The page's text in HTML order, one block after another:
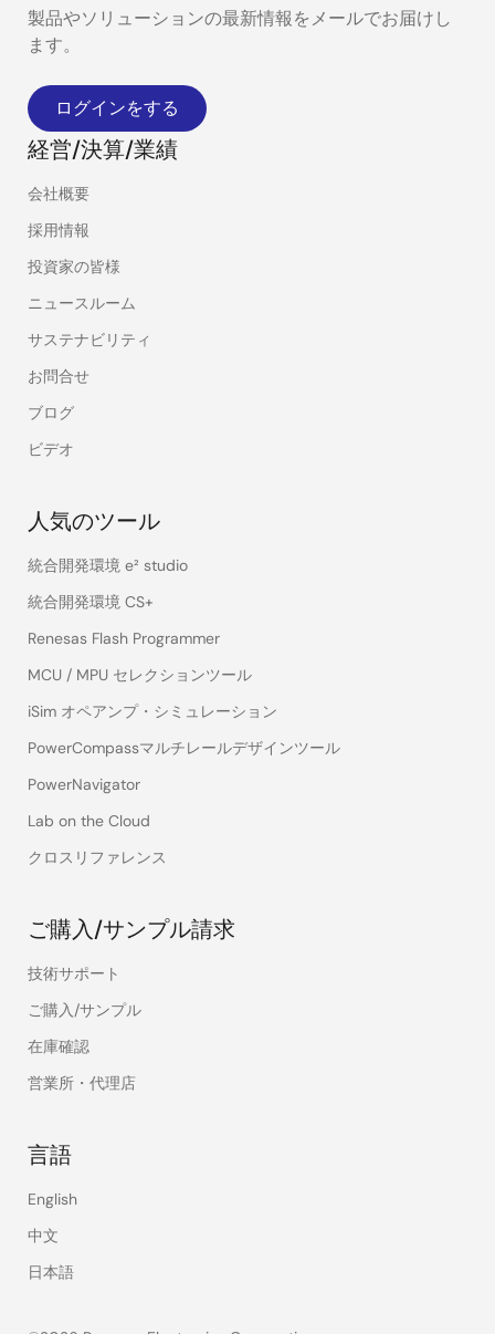
製品やソリューションの最新情報をメールでお届けし
ます。
ログインをする
経営/決算/業績
会社概要
採用情報
投資家の皆様
ニュースルーム
サステナビリティ
お問合せ
ブログ
ビデオ
人気のツール
統合開発環境 e² studio
統合開発環境 CS+
Renesas Flash Programmer
MCU / MPU セレクションツール
iSim オペアンプ・シミュレーション
PowerCompassマルチレールデザインツール
PowerNavigator
Lab on the Cloud
クロスリファレンス
ご購入/サンプル請求
技術サポート
ご購入/サンプル
在庫確認
営業所・代理店
言語
English
中文
日本語